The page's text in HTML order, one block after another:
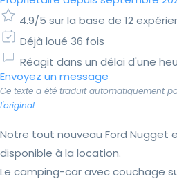
4.9/5 sur la base de 12
Déjà loué 36 fois
Réagit dans un délai d'une
Envoyez un message
Ce texte a été traduit automatiquement
l'original
Notre tout nouveau Ford Nugget
disponible à la location.
Le camping-car avec couchage